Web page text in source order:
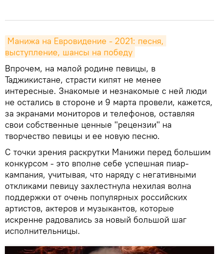
Манижа на Евровидение - 2021: песня,
выступление, шансы на победу
Впрочем, на малой родине певицы, в
Таджикистане, страсти кипят не менее
интересные. Знакомые и незнакомые с ней люди
не остались в стороне и 9 марта провели, кажется,
за экранами мониторов и телефонов, оставляя
свои собственные ценные "рецензии" на
творчество певицы и ее новую песню.
С точки зрения раскрутки Манижи перед большим
конкурсом - это вполне себе успешная пиар-
кампания, учитывая, что наряду с негативными
откликами певицу захлестнула нехилая волна
поддержки от очень популярных российских
артистов, актеров и музыкантов, которые
искренне радовались за новый большой шаг
исполнительницы.